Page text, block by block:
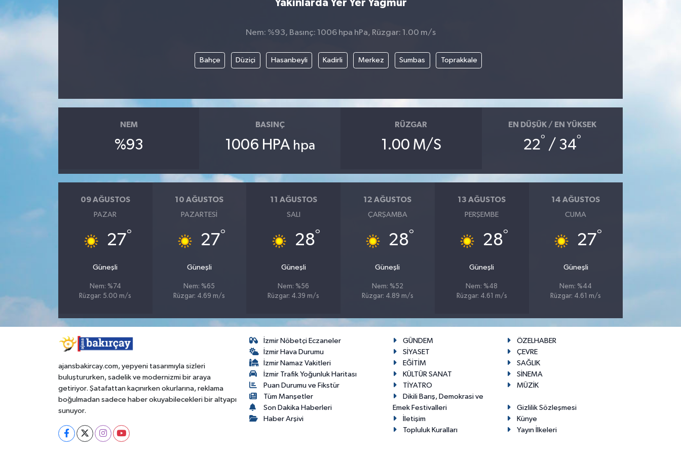
Yakınlarda Yer Yer Yağmur
Nem: %93, Basınç: 1006 hpa hPa, Rüzgar: 1.00 m/s
Bahçe Düziçi Hasanbeyli Kadirli Merkez Sumbas Toprakkale
NEM
%93
BASINÇ
1006 HPA hpa
RÜZGAR
1.00 M/S
EN DÜŞÜK / EN YÜKSEK
22° / 34°
09 AĞUSTOS
PAZAR
27°
Güneşli
Nem: %74
Rüzgar: 5.00 m/s
10 AĞUSTOS
PAZARTESI
27°
Güneşli
Nem: %65
Rüzgar: 4.69 m/s
11 AĞUSTOS
SALI
28°
Güneşli
Nem: %56
Rüzgar: 4.39 m/s
12 AĞUSTOS
ÇARŞAMBA
28°
Güneşli
Nem: %52
Rüzgar: 4.89 m/s
13 AĞUSTOS
PERŞEMBE
28°
Güneşli
Nem: %48
Rüzgar: 4.61 m/s
14 AĞUSTOS
CUMA
27°
Güneşli
Nem: %44
Rüzgar: 4.61 m/s
ajansbakircay.com, yepyeni tasarımıyla sizleri
buluştururken, sadelik ve modernizmi bir araya
getiriyor. Şatafattan kaçınırken okurlarına, reklama
boğulmadan sadece haber okuyabilecekleri bir altyapı
sunuyor.
İzmir Nöbetçi Eczaneler
İzmir Hava Durumu
İzmir Namaz Vakitleri
İzmir Trafik Yoğunluk Haritası
Puan Durumu ve Fikstür
Tüm Manşetler
Son Dakika Haberleri
Haber Arşivi
GÜNDEM
ÖZELHABER
SİYASET
ÇEVRE
EĞİTİM
SAĞLIK
KÜLTÜR SANAT
SİNEMA
TİYATRO
MÜZİK
Dikili Barış, Demokrasi ve
Emek Festivalleri
Gizlilik Sözleşmesi
İletişim
Künye
Topluluk Kuralları
Yayın İlkeleri